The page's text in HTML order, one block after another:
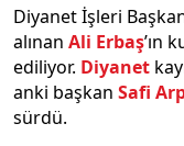
Diyanet İşleri
alınan Ali Erbaş’ın
ediliyor. Diyanet
anki başkan Safi
sürdü.